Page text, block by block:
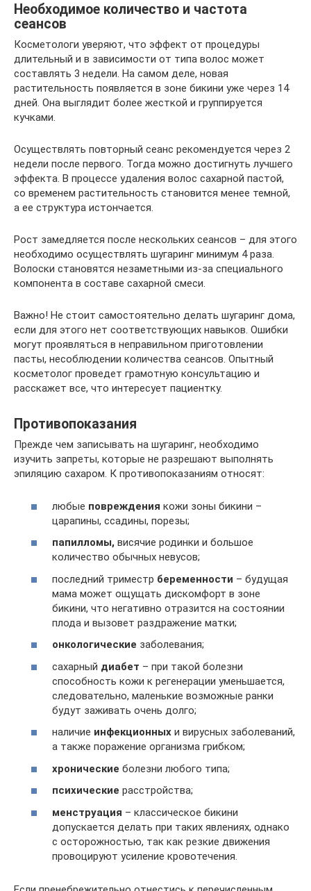
Необходимое количество и частота
сеансов
Косметологи уверяют, что эффект от процедуры
длительный и в зависимости от типа волос может
составлять 3 недели. На самом деле, новая
растительность появляется в зоне бикини уже через 14
дней. Она выглядит более жесткой и группируется
кучками.
Осуществлять повторный сеанс рекомендуется через 2
недели после первого. Тогда можно достигнуть лучшего
эффекта. В процессе удаления волос сахарной пастой,
со временем растительность становится менее темной,
а ее структура истончается.
Рост замедляется после нескольких сеансов – для этого
необходимо осуществлять шугаринг минимум 4 раза.
Волоски становятся незаметными из-за специального
компонента в составе сахарной смеси.
Важно! Не стоит самостоятельно делать шугаринг дома,
если для этого нет соответствующих навыков. Ошибки
могут проявляться в неправильном приготовлении
пасты, несоблюдении количества сеансов. Опытный
косметолог проведет грамотную консультацию и
расскажет все, что интересует пациентку.
Противопоказания
Прежде чем записывать на шугаринг, необходимо
изучить запреты, которые не разрешают выполнять
эпиляцию сахаром. К противопоказаниям относят:
любые повреждения кожи зоны бикини –
царапины, ссадины, порезы;
папилломы, висячие родинки и большое
количество обычных невусов;
последний триместр беременности – будущая
мама может ощущать дискомфорт в зоне
бикини, что негативно отразится на состоянии
плода и вызовет раздражение матки;
онкологические заболевания;
сахарный диабет – при такой болезни
способность кожи к регенерации уменьшается,
следовательно, маленькие возможные ранки
будут заживать очень долго;
наличие инфекционных и вирусных заболеваний,
а также поражение организма грибком;
хронические болезни любого типа;
психические расстройства;
менструация – классическое бикини
допускается делать при таких явлениях, однако
с осторожностью, так как резкие движения
провоцируют усиление кровотечения.